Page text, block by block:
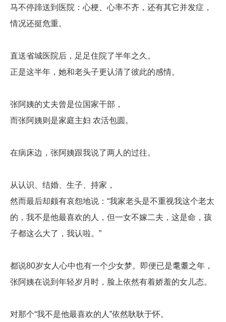
马不停蹄送到医院：心梗、心率不齐，还有其它并发症，
情况还挺危重。
直送省城医院后，足足住院了半年之久。
正是这半年，她和老头子更认清了彼此的感情。
张阿姨的丈夫曾是位国家干部，
而张阿姨则是家庭主妇 农活包圆。
在病床边，张阿姨跟我说了两人的过往。
从认识、结婚、生子、持家，
然而最后却颇有哀怨地说：“我家老头是不重视我这个老太
的，我不是他最喜欢的人，但一女不嫁二夫，这是命，孩
子都这么大了，我认啦。”
都说80岁女人心中也有一个少女梦。即便已是耄耋之年，
张阿姨在说到年轻岁月时，脸上依然有着娇羞的女儿态。
对那个“我不是他最喜欢的人”依然耿耿于怀。